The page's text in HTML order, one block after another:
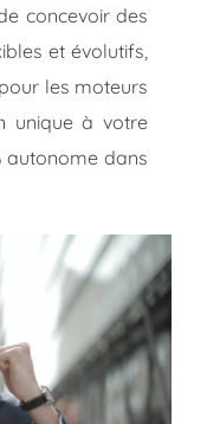
concevoir des
et évolutifs,
les moteurs
unique à votre
autonome dans